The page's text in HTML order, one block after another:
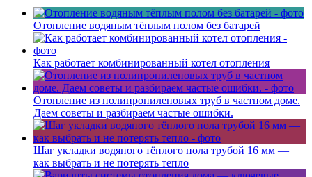
Отопление водяным тёплым полом без батарей
Как работает комбинированный котел отопления
Отопление из полипропиленовых труб в частном доме.
Даем советы и разбираем частые ошибки.
Шаг укладки водяного тёплого пола трубой 16 мм —
как выбрать и не потерять тепло